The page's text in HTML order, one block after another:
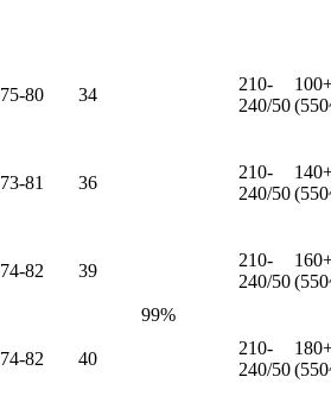
75-80 34
99%
210-
240/50
73-81 36
210-
240/50
74-82 39
210-
240/50
74-82 40
210-
240/50